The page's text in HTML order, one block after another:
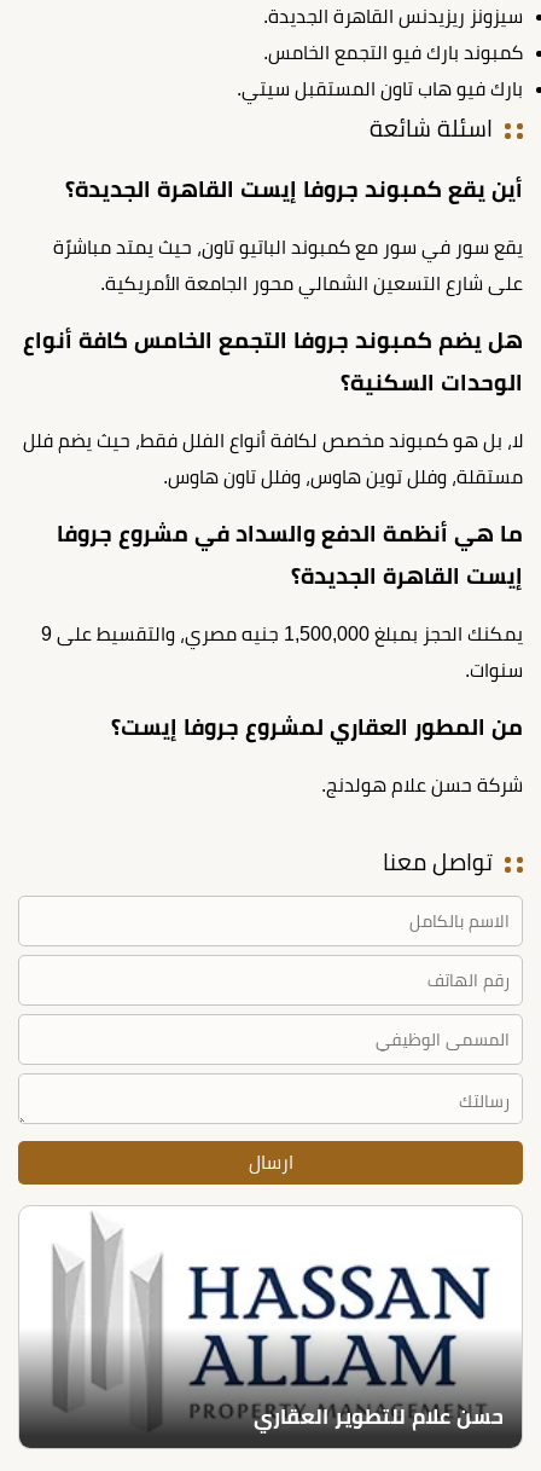
سيزونز ريزيدنس القاهرة الجديدة.
كمبوند بارك فيو التجمع الخامس.
بارك فيو هاب تاون المستقبل سيتي.
اسئلة شائعة
أين يقع كمبوند جروفا إيست القاهرة الجديدة؟
يقع سور في سور مع كمبوند الباتيو تاون، حيث يمتد مباشرًة
على شارع التسعين الشمالي محور الجامعة الأمريكية.
هل يضم كمبوند جروفا التجمع الخامس كافة أنواع
الوحدات السكنية؟
لا، بل هو كمبوند مخصص لكافة أنواع الفلل فقط، حيث يضم فلل
مستقلة، وفلل توين هاوس، وفلل تاون هاوس.
ما هي أنظمة الدفع والسداد في مشروع جروفا
إيست القاهرة الجديدة؟
يمكنك الحجز بمبلغ 1,500,000 جنيه مصري، والتقسيط على 9
سنوات.
من المطور العقاري لمشروع جروفا إيست؟
شركة حسن علام هولدنج.
تواصل معنا
حسن علام للتطوير العقاري